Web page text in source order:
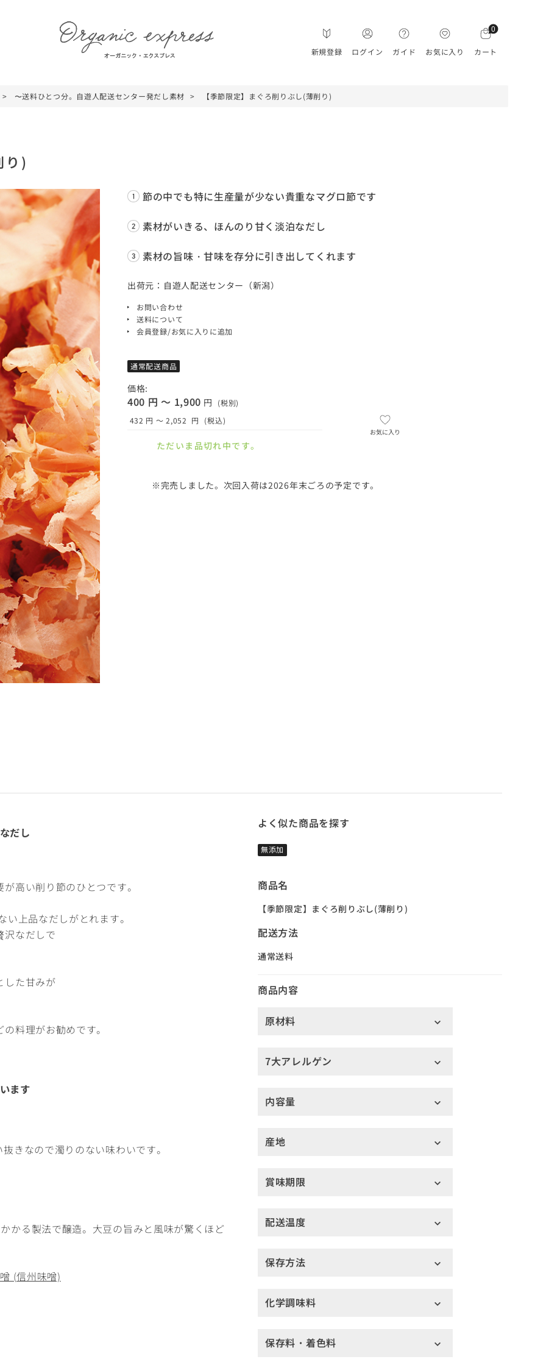
新規登録 ログイン ガイド お気に入り
0
カート
〜送料ひとつ分。自遊人配送センター発だし素材 【季節限定】まぐろ削りぶし(薄削り)
り)
節の中でも特に生産量が少ない貴重なマグロ節です
素材がいきる、ほんのり甘く淡泊なだし
素材の旨味・甘味を存分に引き出してくれます
出荷元：自遊人配送センター（新潟）
お問い合わせ
送料について
会員登録/お気に入りに追加
通常配送商品
価格:
400 円 ～ 1,900 円
(税別)
432 円 ～ 2,052 円 (税込)
ただいま品切れ中です。
お気に入り
※完売しました。次回入荷は2026年末ごろの予定です。
だし
高い削り節のひとつです。
上品なだしがとれます。
沢なだしで
した甘みが
料理がお勧めです。
ます
きなので濁りのない味わいです。
かる製法で醸造。大豆の旨みと風味が驚くほど
(信州味噌)
よく似た商品を探す
無添加
商品名
【季節限定】まぐろ削りぶし(薄削り)
配送方法
通常送料
商品内容
原材料
7大アレルゲン
内容量
産地
賞味期限
配送温度
保存方法
化学調味料
保存料・着色料